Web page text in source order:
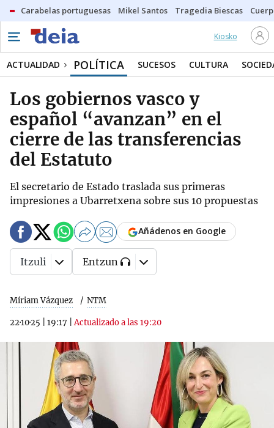
Carabelas portuguesas Mikel Santos Tragedia Biescas
Kiosko
ACTUALIDAD POLÍTICA SUCESOS CULTURA
Los gobiernos vasco y
español “avanzan” en el
cierre de las transferencias
del Estatuto
El secretario de Estado traslada sus primeras
impresiones a Ubarretxena sobre sus 10 propuestas
Míriam Vázquez NTM
22·10·25 19:17 |Actualizado a las 19:20
Añádenos en Google
Itzuli Entzun